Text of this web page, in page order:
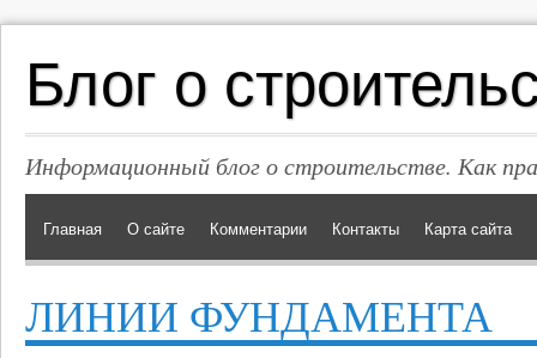
Блог о
Информационный блог о строительстве. Как
Главная О сайте Комментарии Контакты Карта сайта
ЛИНИИ ФУНДАМЕНТА